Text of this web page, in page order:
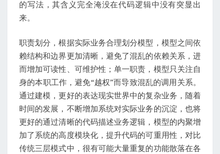
的写法，其含义完全淹没在代码逻辑中没有突显出
来。
职责划分，根据实际业务合理划分模型，模型之间依
赖结构和边界更加清晰，避免了混乱的依赖关系，进
而增加可读性、可维护性；单一职责，模型只关注自
身的本职工作，避免“越权”而导致混乱的调用关系。
通过建模，更好的表达现实世界中的复杂业务，随着
时间的发展，不断增加系统对实际业务的沉淀，也将
更好的通过清晰的代码描述业务逻辑，模型的内聚增
加了系统的高度模块化，提升代码的可重用性，对比
传统三层模式中，很有可能大量重复的功能散落在各